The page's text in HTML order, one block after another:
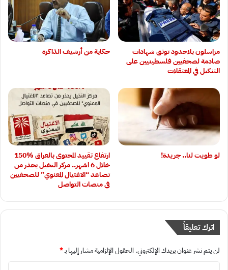
‏مراسلون بلاحدود توثق شهادات
صادمة لصحفيين فلسطينيين على
التنكيل في المعتقلات
حكاية من أرشيف الذاكرة
لو طويت لنا.. جريدة!
ارتفاع تقييد المحتوى بالعراق 15‎0‎%‎
خلال 6 اشهر.. مركز النخيل يحذر من
تصاعد “الاغتيال المعنوي” للصحفيين
في منصات التواصل
اترك تعليقاً
لن يتم نشر عنوان بريدك الإلكتروني. الحقول الإلزامية مشار إليها بـ*